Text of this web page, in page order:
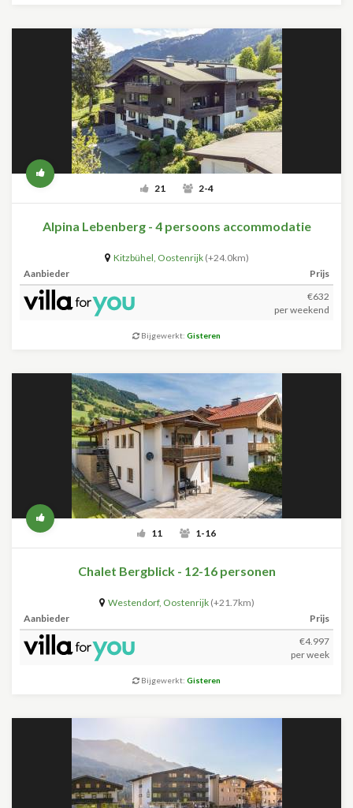
21 2-4
Alpina Lebenberg - 4 persoons accommodatie
Kitzbühel, Oostenrijk (+24.0km)
Aanbieder
Prijs
€632
per weekend
Bijgewerkt: Gisteren
11 1-16
Chalet Bergblick - 12-16 personen
Westendorf, Oostenrijk (+21.7km)
Aanbieder
Prijs
€4.997
per week
Bijgewerkt: Gisteren